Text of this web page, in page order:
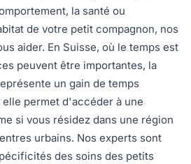
la santé ou
de votre petit compagnon, nos
aider. En Suisse, où le temps est
peuvent être importantes, la
un gain de temps
permet d'accéder à une
si vous résidez dans une région
urbains. Nos experts sont
des soins des petits